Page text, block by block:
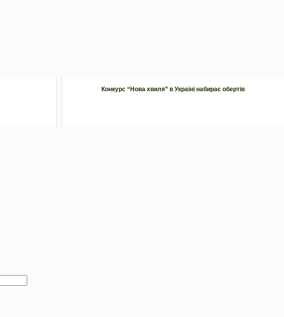
Конкурс “Нова хвиля” в Україні набирає обертів